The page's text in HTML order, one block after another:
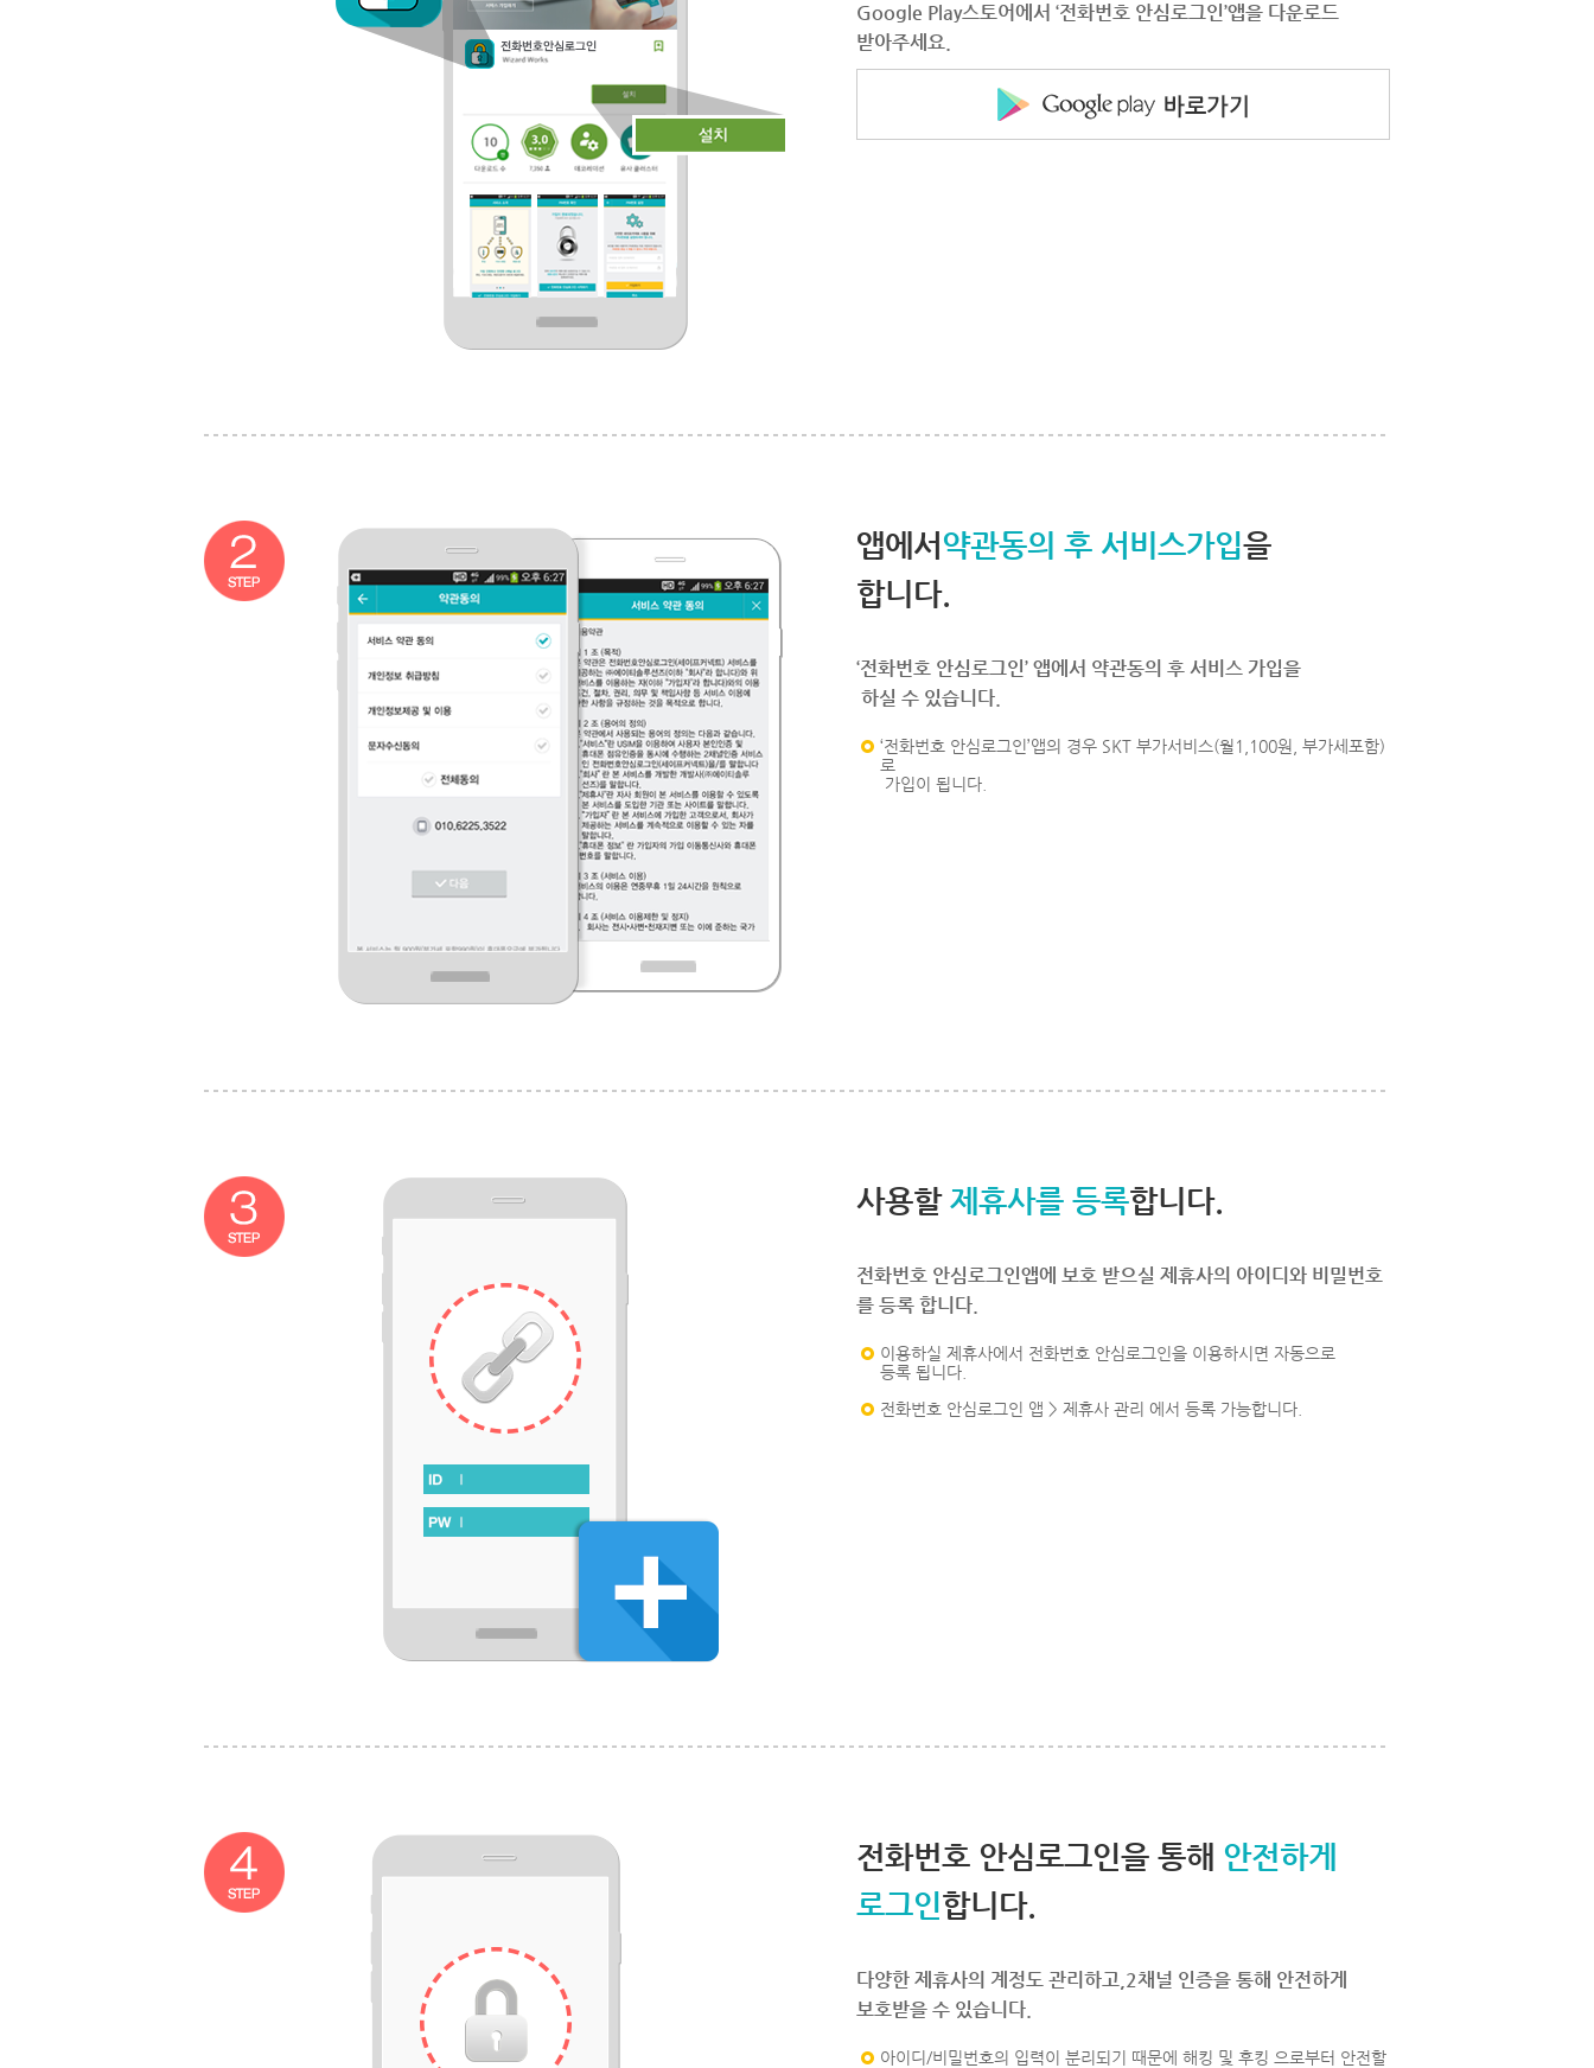
Google Play스토어에서 ‘전화번호 안심로그인’앱을 다운로드
받아주세요.
앱에서 약관동의 후 서비스가입을
합니다.
‘전화번호 안심로그인’ 앱에서 약관동의 후 서비스 가입을
하실 수 있습니다.
‘전화번호 안심로그인’앱의 경우 SKT 부가서비스(월1,100원, 부가세포함)
로
가입이 됩니다.
사용할 제휴사를 등록합니다.
전화번호 안심로그인앱에 보호 받으실 제휴사의 아이디와 비밀번호
를 등록 합니다.
이용하실 제휴사에서 전화번호 안심로그인을 이용하시면 자동으로
등록 됩니다.
전화번호 안심로그인 앱 > 제휴사 관리 에서 등록 가능합니다.
전화번호 안심로그인을 통해 안전하게
로그인합니다.
다양한 제휴사의 계정도 관리하고,2채널 인증을 통해 안전하게
보호받을 수 있습니다.
아이디/비밀번호의 입력이 분리되기 때문에 해킹 및 후킹 으로부터 안전할